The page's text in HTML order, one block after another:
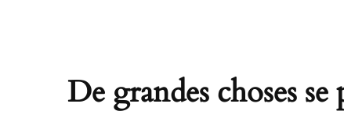
De grandes choses